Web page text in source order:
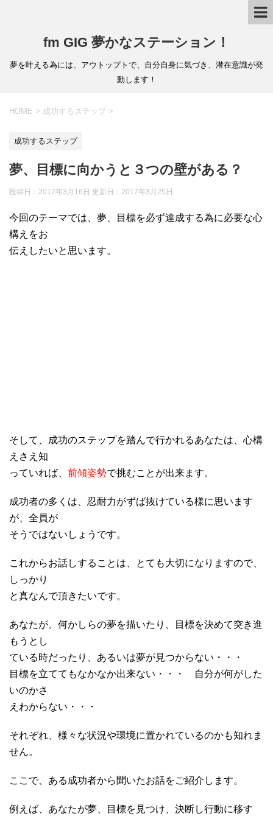
fm GIG 夢かなステーション！
夢を叶える為には、アウトップトで、自分自身に気づき、潜在意識が発
動します！
HOME > 成功するステップ >
成功するステップ
夢、目標に向かうと３つの壁がある？
投稿日：2017年3月16日 更新日： 2017年3月25日
今回のテーマでは、夢、目標を必ず達成する為に必要な心
構えをお
伝えしたいと思います。
そして、成功のステップを踏んで行かれるあなたは、心構
えさえ知
っていれば、 前傾姿勢で挑むことが出来ます。
成功者の多くは、忍耐力がずば抜けている様に思います
が、全員が
そうではないしょうです。
これからお話しすることは、とても大切になりますので、
しっかり
と真なんで頂きたいです。
あなたが、何かしらの夢を描いたり、目標を決めて突き進
もうとし
ている時だったり、あるいは夢が見つからない・・・
目標を立ててもなかなか出来ない・・・ 自分が何がした
いのかさ
えわからない・・・
それぞれ、様々な状況や環境に置かれているのかも知れま
せん。
ここで、ある成功者から聞いたお話をご紹介します。
例えば、あなたが夢、目標を見つけ、決断し行動に移す